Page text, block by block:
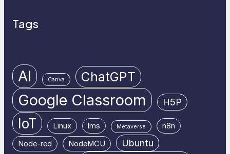
Tags
AI Canva ChatGPT
Google Classroom H5P
IoT Linux lms Metaverse
n8n
Node-red
NodeMCU Ubuntu